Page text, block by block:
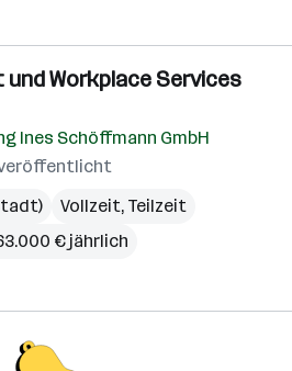
und Workplace Services
Ines Schöffmann GmbH
Vollzeit, Teilzeit
€ jährlich